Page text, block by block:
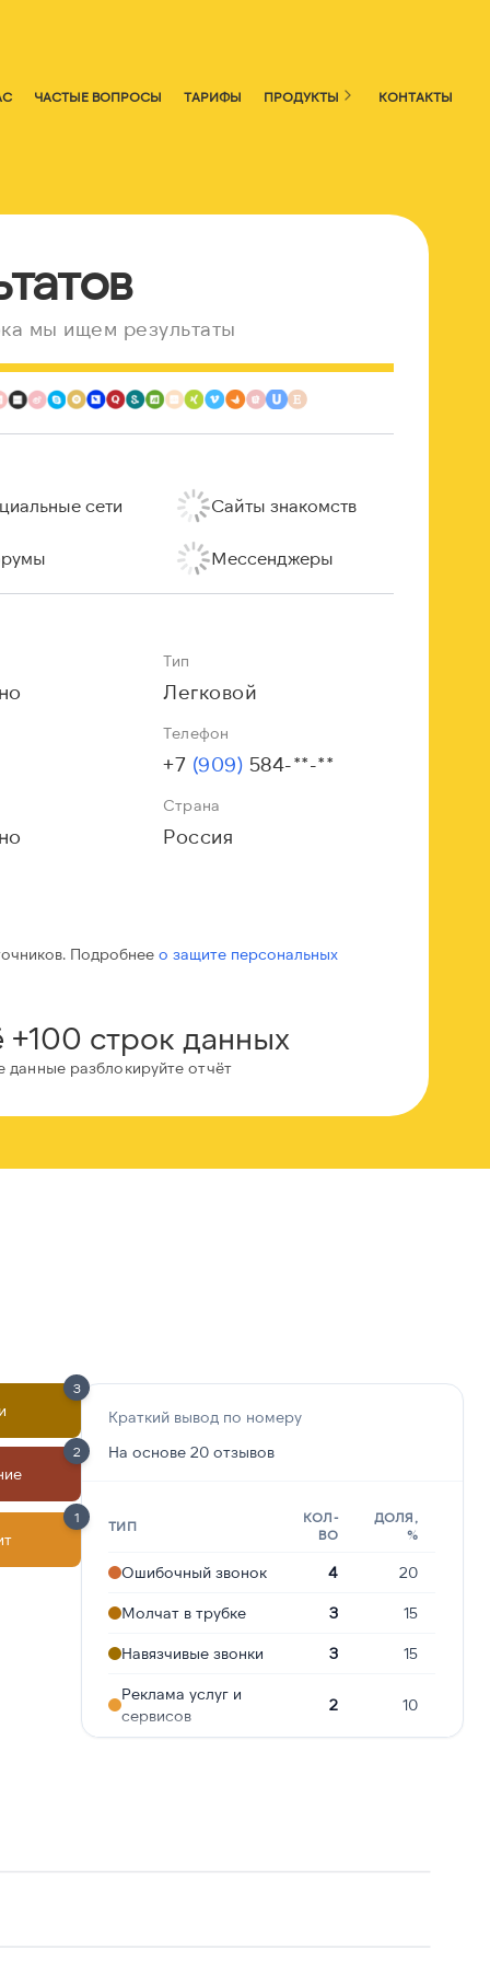
ЧАСТЫЕ ВОПРОСЫ ТАРИФЫ ПРОДУКТЫ КОНТАКТЫ
мы ищем результаты
сети Сайты знакомств
Мессенджеры
Тип
Легковой
Телефон
+7 (909) 584-**-**
Страна
Россия
Подробнеео защите персональных
строк данных
данные разблокируйте отчёт
3
2
1
Краткий вывод по номеру
На основе 20 отзывов
ТИП
КОЛ-
ВО
ДОЛЯ,
%
Ошибочный звонок 4 20
Молчат в трубке 3 15
Навязчивые звонки 3 15
Реклама услуг и
сервисов
2 10